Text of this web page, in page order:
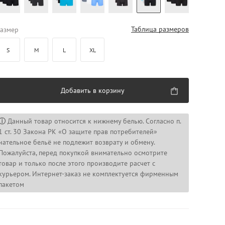
Таблица размеров
S M L XL
Добавить в корзину
Данный товар относится к нижнему белью. Согласно п.
ст. 30 Закона РК «О защите прав потребителей»
бельё не подлежит возврату и обмену.
перед покупкой внимательно осмотрите
и только после этого производите расчет с
Интернет-заказ не комплектуется фирменным